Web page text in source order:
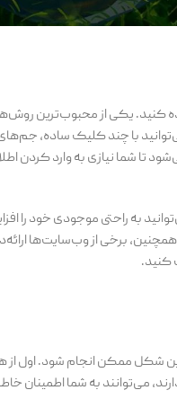
کنید. یکی از محبوب‌ترین
با چند کلیک ساده،
شما نیازی به وارد کردن
به راحتی موجودی خود را
برخی از وب‌سایت‌ها
کنید.
شکل ممکن انجام شود. اول
می‌توانند به شما اطمینان